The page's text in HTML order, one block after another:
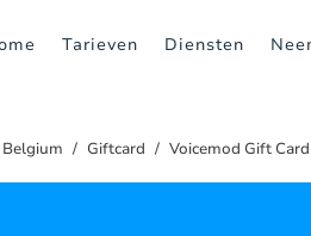
Tarieven Diensten
Belgium Giftcard Voicemod Gift Card